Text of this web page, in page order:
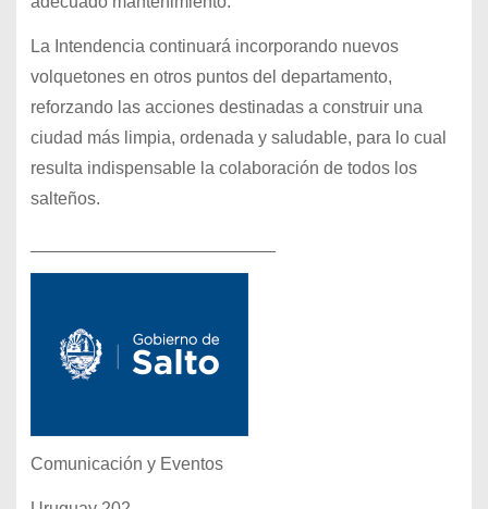
La Intendencia continuará incorporando nuevos
volquetones en otros puntos del departamento,
reforzando las acciones destinadas a construir una
ciudad más limpia, ordenada y saludable, para lo cual
resulta indispensable la colaboración de todos los
salteños.
Comunicación y Eventos